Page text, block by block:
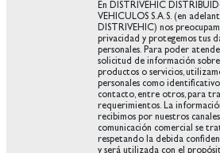
En DISTRIVEHIC
VEHICULOS S.A.S. (en
DISTRIVEHIC) nos
privacidad y protegemos tus
personales. Para poder
solicitud de información
productos o servicios,
personales como
contacto, entre otros, para
requerimientos. La
recibimos por nuestros
comunicación comercial se
respetando la debida